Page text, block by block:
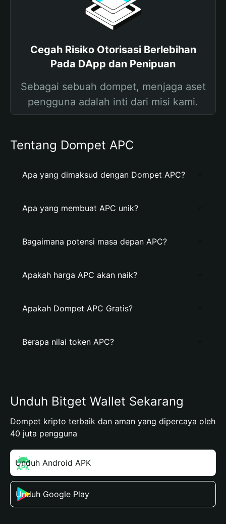
Cegah Risiko Otorisasi Berlebihan
Pada DApp dan Penipuan
Sebagai sebuah dompet, menjaga aset
pengguna adalah inti dari misi kami.
Tentang Dompet APC
Apa yang dimaksud dengan Dompet APC?
Apa yang membuat APC unik?
Bagaimana potensi masa depan APC?
Apakah harga APC akan naik?
Apakah Dompet APC Gratis?
Berapa nilai token APC?
Unduh Bitget Wallet Sekarang
Dompet kripto terbaik dan aman yang dipercaya oleh
40 juta pengguna
Unduh Android APK
Unduh Google Play